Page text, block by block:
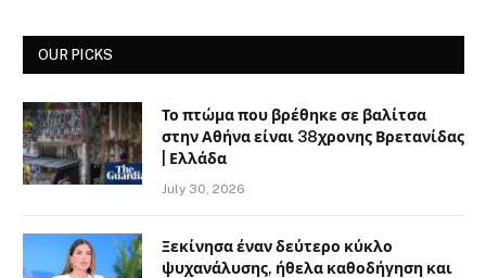
OUR PICKS
Το πτώμα που βρέθηκε σε βαλίτσα
στην Αθήνα είναι 38χρονης Βρετανίδας
| Ελλάδα
July 30, 2026
Ξεκίνησα έναν δεύτερο κύκλο
ψυχανάλυσης, ήθελα καθοδήγηση και